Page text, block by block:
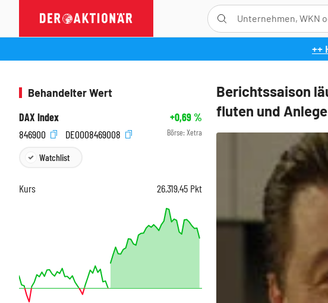
++
Berichtssaison
fluten und
Behandelter Wert
DAX Index
+0,69%
846900
DE0008469008 Börse: Xetra
Watchlist
Kurs 26.319,45 Pkt